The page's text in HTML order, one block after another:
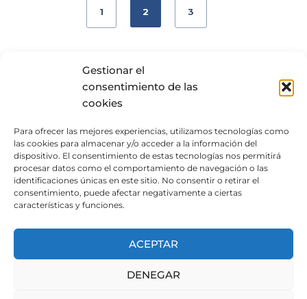
Gestionar el
consentimiento de las
cookies
Para ofrecer las mejores experiencias, utilizamos tecnologías como
las cookies para almacenar y/o acceder a la información del
dispositivo. El consentimiento de estas tecnologías nos permitirá
procesar datos como el comportamiento de navegación o las
identificaciones únicas en este sitio. No consentir o retirar el
consentimiento, puede afectar negativamente a ciertas
características y funciones.
ACEPTAR
DENEGAR
1 2 3
ACTIVIDADES
CAMPAÑAS
EVENTOS
CELEBRACIONES BENÉFICAS